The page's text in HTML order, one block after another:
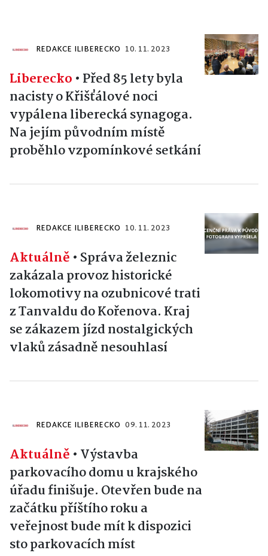
REDAKCE ILIBERECKO 10. 11. 2023
Liberecko • Před 85 lety byla
nacisty o Křišťálové noci
vypálena liberecká synagoga.
Na jejím původním místě
proběhlo vzpomínkové setkání
REDAKCE ILIBERECKO 10. 11. 2023
Aktuálně • Správa železnic
zakázala provoz historické
lokomotivy na ozubnicové trati
z Tanvaldu do Kořenova. Kraj
se zákazem jízd nostalgických
vlaků zásadně nesouhlasí
REDAKCE ILIBERECKO 09. 11. 2023
Aktuálně • Výstavba
parkovacího domu u krajského
úřadu finišuje. Otevřen bude na
začátku příštího roku a
veřejnost bude mít k dispozici
sto parkovacích míst